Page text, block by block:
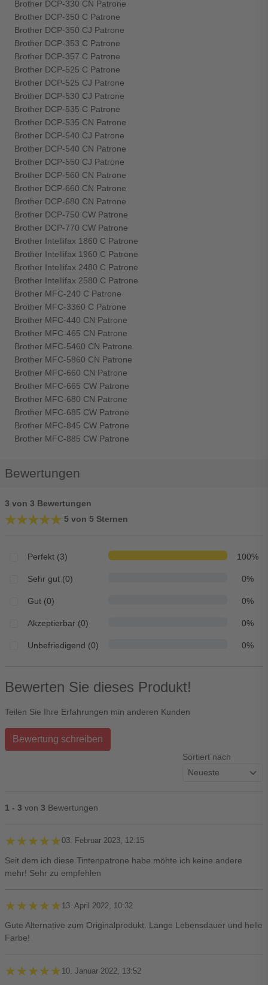
Brother DCP-330 CN Patrone
Brother DCP-350 C Patrone
Brother DCP-350 CJ Patrone
Brother DCP-353 C Patrone
Brother DCP-357 C Patrone
Brother DCP-525 C Patrone
Brother DCP-525 CJ Patrone
Brother DCP-530 CJ Patrone
Brother DCP-535 C Patrone
Brother DCP-535 CN Patrone
Brother DCP-540 CJ Patrone
Brother DCP-540 CN Patrone
Brother DCP-550 CJ Patrone
Brother DCP-560 CN Patrone
Brother DCP-660 CN Patrone
Brother DCP-680 CN Patrone
Brother DCP-750 CW Patrone
Brother DCP-770 CW Patrone
Brother Intellifax 1860 C Patrone
Brother Intellifax 1960 C Patrone
Brother Intellifax 2480 C Patrone
Brother Intellifax 2580 C Patrone
Brother MFC-240 C Patrone
Brother MFC-3360 C Patrone
Brother MFC-440 CN Patrone
Brother MFC-465 CN Patrone
Brother MFC-5460 CN Patrone
Brother MFC-5860 CN Patrone
Brother MFC-660 CN Patrone
Brother MFC-665 CW Patrone
Brother MFC-680 CN Patrone
Brother MFC-685 CW Patrone
Brother MFC-845 CW Patrone
Brother MFC-885 CW Patrone
Bewertungen
3 von 3 Bewertungen
★★★★★
★★★★★ 5 von 5 Sternen
Perfekt (3) 100%
Sehr gut (0) 0%
Gut (0) 0%
Akzeptierbar (0) 0%
Unbefriedigend (0) 0%
Bewerten Sie dieses Produkt!
Teilen Sie Ihre Erfahrungen min anderen Kunden
Bewertung schreiben
Sortiert nach
1 - 3 von 3 Bewertungen
★★★★★
★★★★★03. Februar 2023, 12:15
Seit dem ich diese Tintenpatrone habe möhte ich keine andere
mehr! Sehr zu empfehlen
★★★★★
★★★★★ 13. April 2022, 10:32
Gute Alternative zum Originalprodukt. Lange Lebensdauer und helle
Farbe!
★★★★★
★★★★★ 10. Januar 2022, 13:52